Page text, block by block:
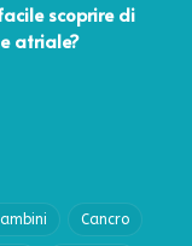
scoprire di
atriale?
Cancro